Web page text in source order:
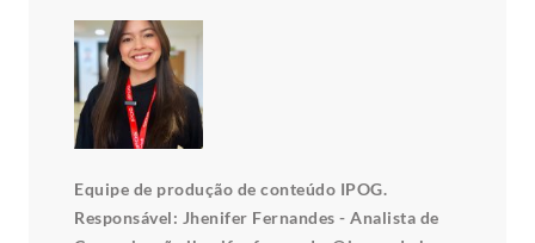
Equipe de produção de conteúdo IPOG.
Responsável: Jhenifer Fernandes - Analista de